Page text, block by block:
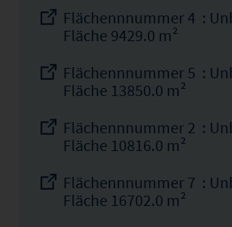
Flächennnummer 4 :
Fläche 9429.0 m²
Flächennnummer 5 :
Fläche 13850.0 m²
Flächennnummer 2 :
Fläche 10816.0 m²
Flächennnummer 7 :
Fläche 16702.0 m²